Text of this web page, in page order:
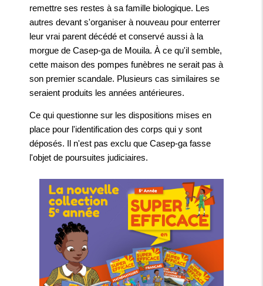
remettre ses restes à sa famille biologique. Les
autres devant s'organiser à nouveau pour enterrer
leur vrai parent décédé et conservé aussi à la
morgue de Casep-ga de Mouila. À ce qu'il semble,
cette maison des pompes funèbres ne serait pas à
son premier scandale. Plusieurs cas similaires se
seraient produits les années antérieures.
Ce qui questionne sur les dispositions mises en
place pour l'identification des corps qui y sont
déposés. Il n'est pas exclu que Casep-ga fasse
l'objet de poursuites judiciaires.